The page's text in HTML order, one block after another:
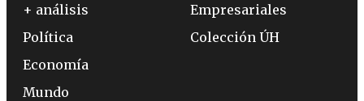
+ análisis
Política
Economía
Mundo
Empresariales
Colección ÚH